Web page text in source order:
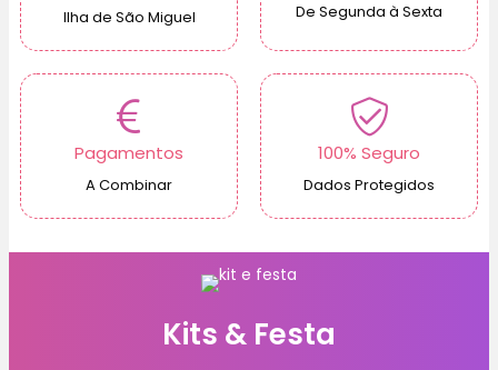
Ilha de São Miguel De Segunda à Sexta
Pagamentos
A Combinar
100% Seguro
Dados Protegidos
Kits & Festa